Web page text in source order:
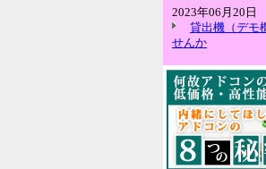
2023年06月20日
貸出機（デモ
せんか